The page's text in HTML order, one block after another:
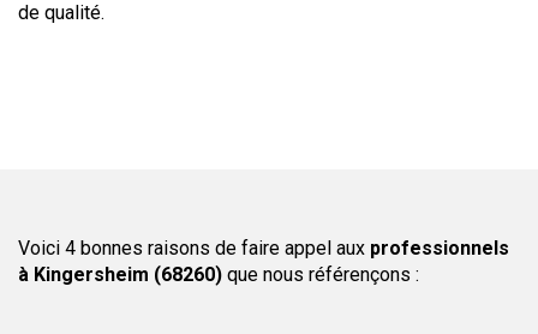
de qualité.
Voici 4 bonnes raisons de faire appel aux professionnels
à Kingersheim (68260) que nous référençons :